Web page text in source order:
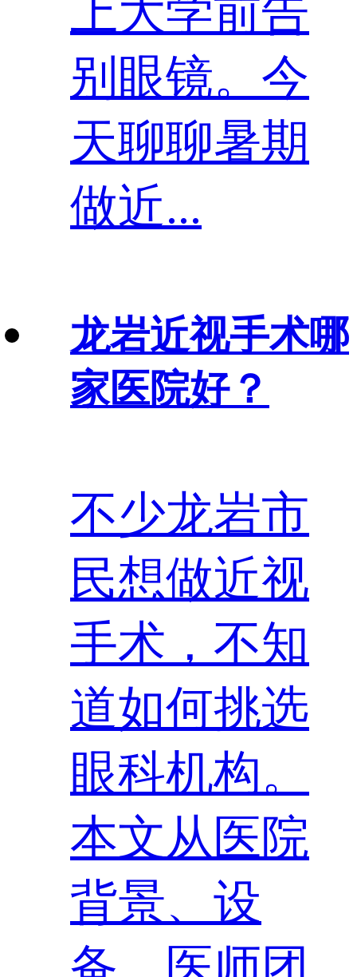
上大学前告
别眼镜。今
天聊聊暑期
做近...
龙岩近视手术哪
家医院好？
不少龙岩市
民想做近视
手术，不知
道如何挑选
眼科机构。
本文从医院
背景、设